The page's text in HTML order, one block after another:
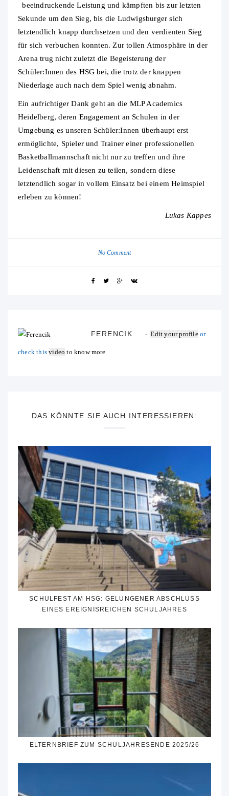
beeindruckende Leistung und kämpften bis zur letzten
Sekunde um den Sieg, bis die Ludwigsburger sich
letztendlich knapp durchsetzen und den verdienten Sieg
für sich verbuchen konnten. Zur tollen Atmosphäre in der
Arena trug nicht zuletzt die Begeisterung der
Schüler:Innen des HSG bei, die trotz der knappen
Niederlage auch nach dem Spiel wenig abnahm.
Ein aufrichtiger Dank geht an die MLP Academics
Heidelberg, deren Engagement an Schulen in der
Umgebung es unseren Schüler:Innen überhaupt erst
ermöglichte, Spieler und Trainer einer professionellen
Basketballmannschaft nicht nur zu treffen und ihre
Leidenschaft mit diesen zu teilen, sondern diese
letztendlich sogar in vollem Einsatz bei einem Heimspiel
erleben zu können!
Lukas Kappes
No Comment
FERENCIK Edit your profileor
check thisvideo to know more
DAS KÖNNTE SIE AUCH INTERESSIEREN:
SCHULFEST AM HSG: GELUNGENER ABSCHLUSS
EINES EREIGNISREICHEN SCHULJAHRES
ELTERNBRIEF ZUM SCHULJAHRESENDE 2025/26